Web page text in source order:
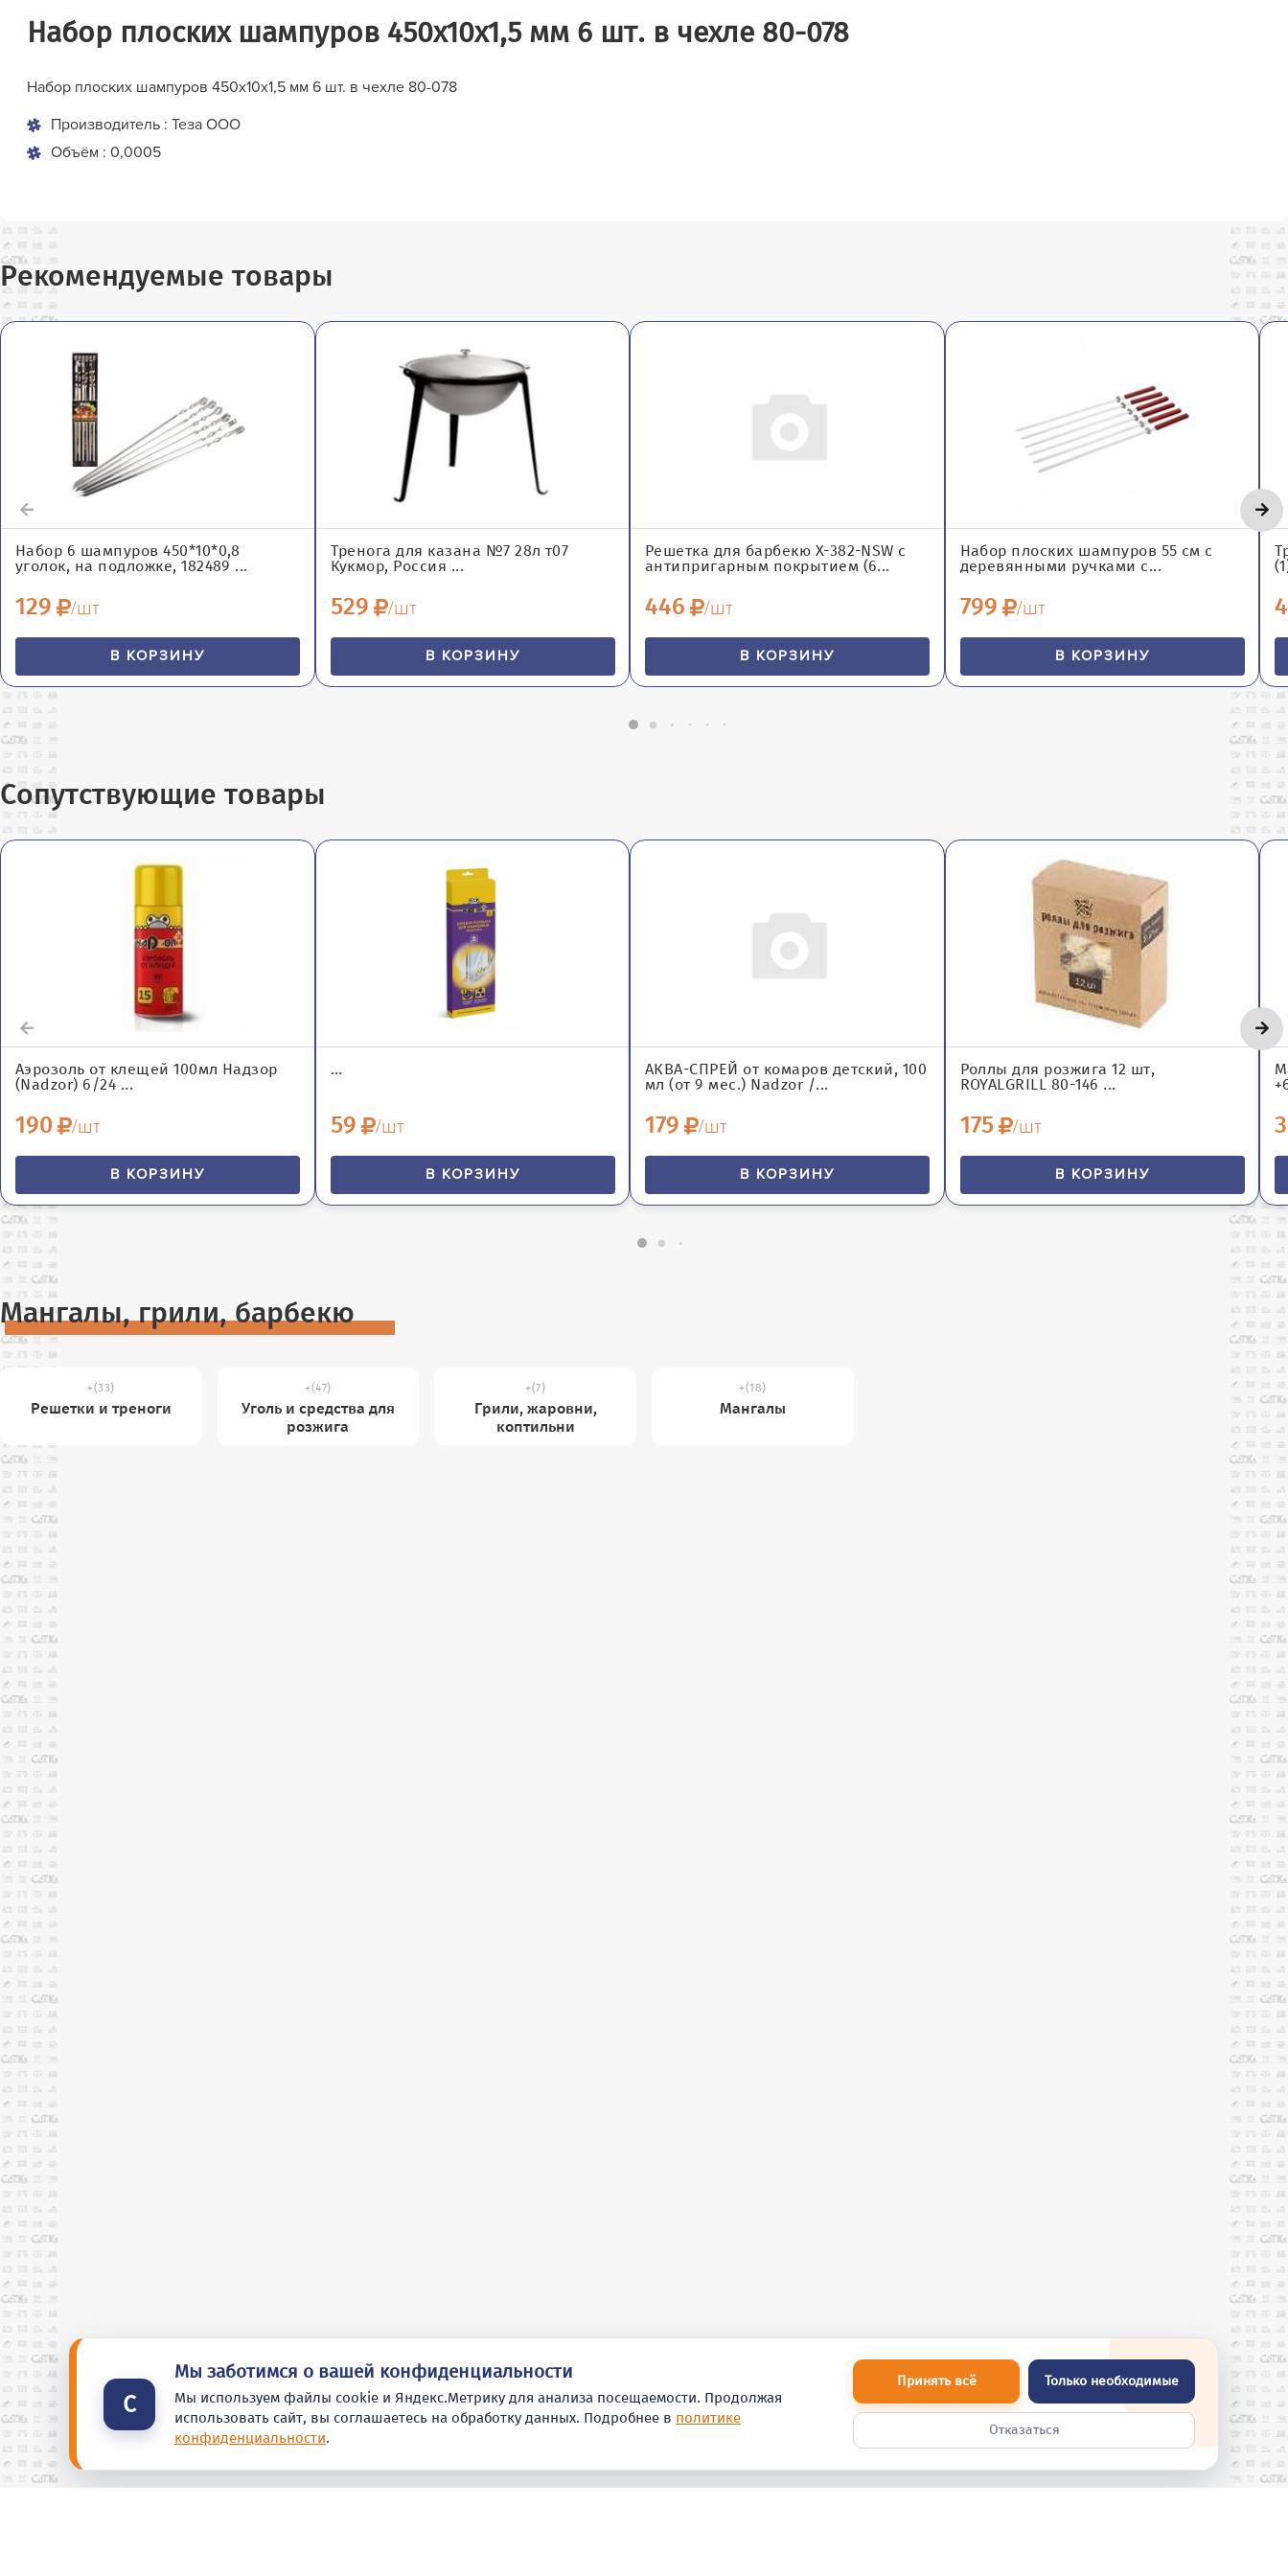
Набор плоских шампуров 450х10х1,5 мм 6 шт. в чехле 80-078
Набор плоских шампуров 450х10х1,5 мм 6 шт. в чехле 80-078
Производитель : Теза ООО
Объём : 0,0005
Рекомендуемые товары
Набор 6 шампуров 450*10*0,8
уголок, на подложке, 182489 ...
129 /шт
В КОРЗИНУ
Тренога для казана №7 28л т07
Кукмор, Россия ...
529 /шт
В КОРЗИНУ
Решетка для барбекю X-382-NSW с
антипригарным покрытием (6...
446 /шт
В КОРЗИНУ
Набор плоских шампуров 55 см с
деревянными ручками с...
799 /шт
В КОРЗИНУ
Сопутствующие товары
Аэрозоль от клещей 100мл Надзор
(Nadzor) 6/24 ...
190 /шт
В КОРЗИНУ
...
59 /шт
В КОРЗИНУ
АКВА-СПРЕЙ от комаров детский, 100
мл (от 9 мес.) Nadzor /...
179 /шт
В КОРЗИНУ
Роллы для розжига 12 шт,
ROYALGRILL 80-146 ...
175 /шт
В КОРЗИНУ
Мангалы, грили, барбекю
(33)
Решетки и треноги
(47)
Уголь и средства для
розжига
(7)
Грили, жаровни,
коптильни
(18)
Мангалы
С
Мы заботимся о вашей конфиденциальности
Мы используем файлы cookie и Яндекс.Метрику для анализа посещаемости. Продолжая
использовать сайт, вы соглашаетесь на обработку данных. Подробнее в политике
конфиденциальности.
Принять всё Только необходимые
Отказаться